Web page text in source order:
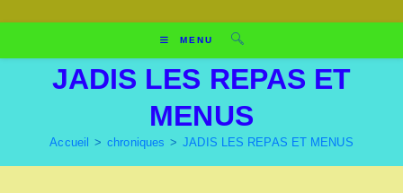
MENU
JADIS LES REPAS ET
MENUS
Accueil > chroniques > JADIS LES REPAS ET MENUS